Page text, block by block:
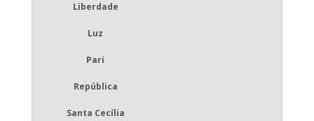
Liberdade
Luz
Pari
República
Santa Cecília